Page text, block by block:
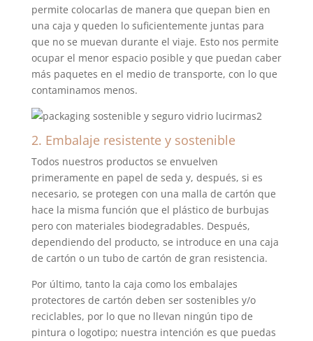
permite colocarlas de manera que quepan bien en
una caja y queden lo suficientemente juntas para
que no se muevan durante el viaje. Esto nos permite
ocupar el menor espacio posible y que puedan caber
más paquetes en el medio de transporte, con lo que
contaminamos menos.
2. Embalaje resistente y sostenible
Todos nuestros productos se envuelven
primeramente en papel de seda y, después, si es
necesario, se protegen con una malla de cartón que
hace la misma función que el plástico de burbujas
pero con materiales biodegradables. Después,
dependiendo del producto, se introduce en una caja
de cartón o un tubo de cartón de gran resistencia.
Por último, tanto la caja como los embalajes
protectores de cartón deben ser sostenibles y/o
reciclables, por lo que no llevan ningún tipo de
pintura o logotipo; nuestra intención es que puedas